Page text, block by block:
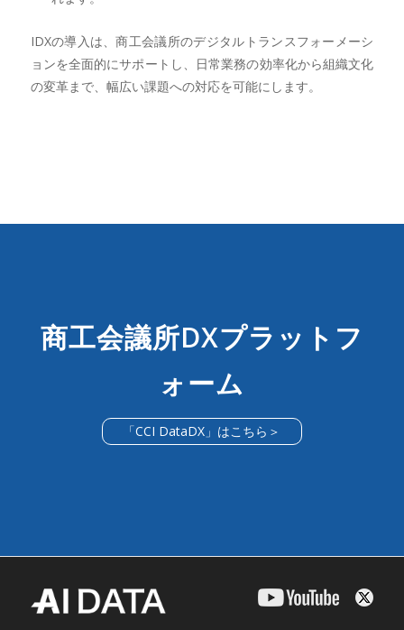
IDXの導入は、商工会議所のデジタルトランスフォーメーシ
ョンを全面的にサポートし、日常業務の効率化から組織文化
の変革まで、幅広い課題への対応を可能にします。
商工会議所DXプラットフ
ォーム
「CCI DataDX」はこちら＞